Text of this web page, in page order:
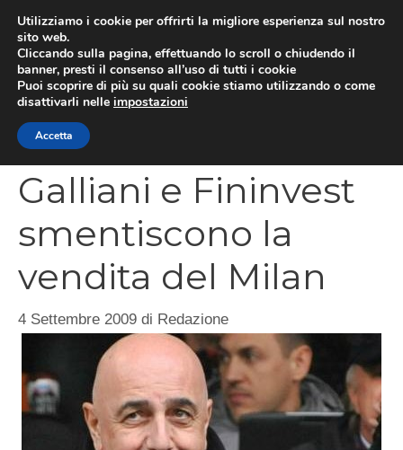
contenuto
Galliani e Fininvest
smentiscono la
vendita del Milan
4 Settembre 2009 di Redazione
Utilizziamo i cookie per offrirti la migliore esperienza sul nostro
sito web.
Cliccando sulla pagina, effettuando lo scroll o chiudendo il
banner, presti il consenso all’uso di tutti i cookie
Puoi scoprire di più su quali cookie stiamo utilizzando o come
disattivarli nelle impostazioni
Accetta